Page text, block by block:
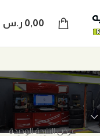
0,00 ر.س
عرض النتيجة الوحيدة